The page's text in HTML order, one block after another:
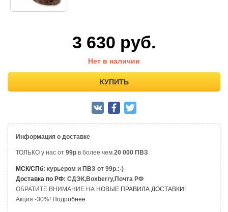
3 630 руб.
Нет в наличии
КУПИТЬ
Информация о доставке
ТОЛЬКО у нас от 99р в более чем 20 000 ПВЗ
МСК/СПб: курьером и ПВЗ от 99р.:-)
Доставка по РФ: СДЭК,Boxberry,Почта РФ
ОБРАТИТЕ ВНИМАНИЕ НА НОВЫЕ ПРАВИЛА ДОСТАВКИ!
Акция -30%! Подробнее